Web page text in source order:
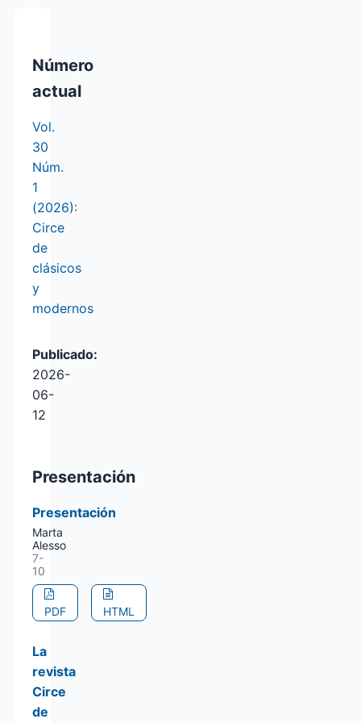
Número
actual
Vol.
30
Núm.
1
(2026):
Circe
de
clásicos
y
modernos
Publicado:
2026-
06-
12
Presentación
Presentación
Marta
Alesso
7-
10
PDF HTML
La
revista
Circe
de